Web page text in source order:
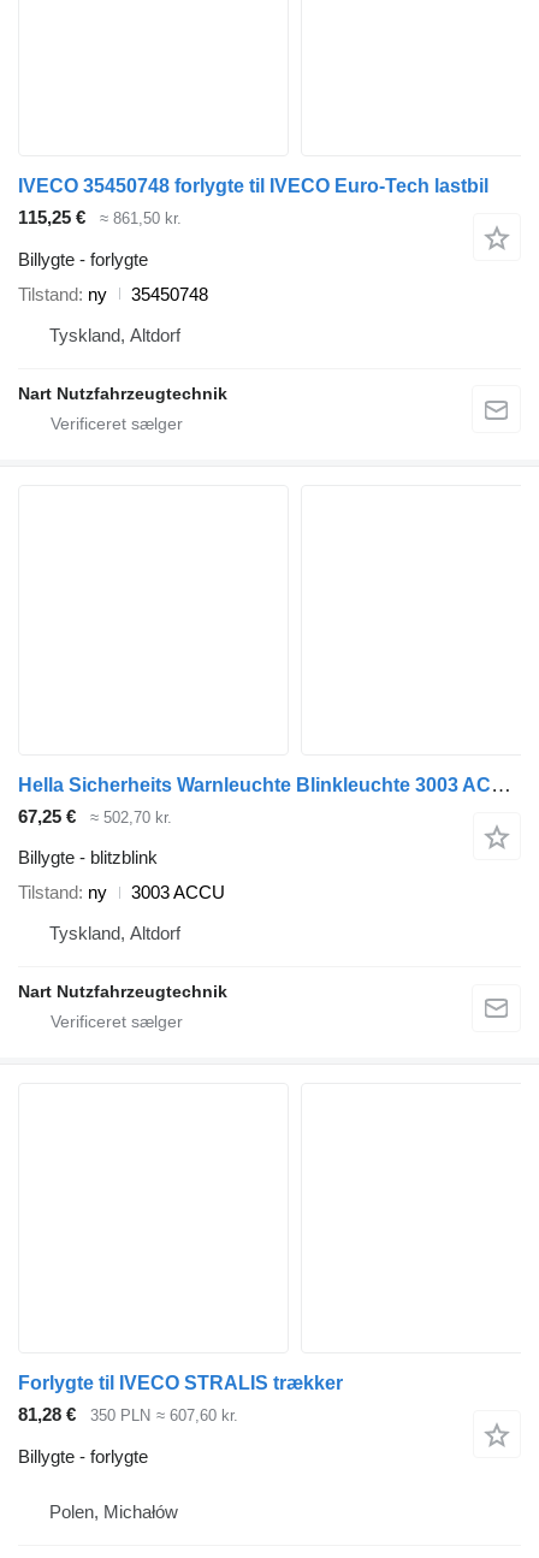
IVECO 35450748 forlygte til IVECO Euro-Tech lastbil
115,25 €
≈ 861,50 kr.
Billygte - forlygte
Tilstand ny
35450748
Tyskland, Altdorf
Nart Nutzfahrzeugtechnik
Hella Sicherheits Warnleuchte Blinkleuchte 3003 ACCU blitzblink til IVECO Eurocargo trækker
67,25 € ≈ 502,70 kr.
Billygte - blitzblink
Tilstand ny
3003 ACCU
Tyskland, Altdorf
Nart Nutzfahrzeugtechnik
Forlygte til IVECO STRALIS trækker
81,28 €
350 PLN ≈ 607,60 kr.
Billygte - forlygte
Polen, Michałów